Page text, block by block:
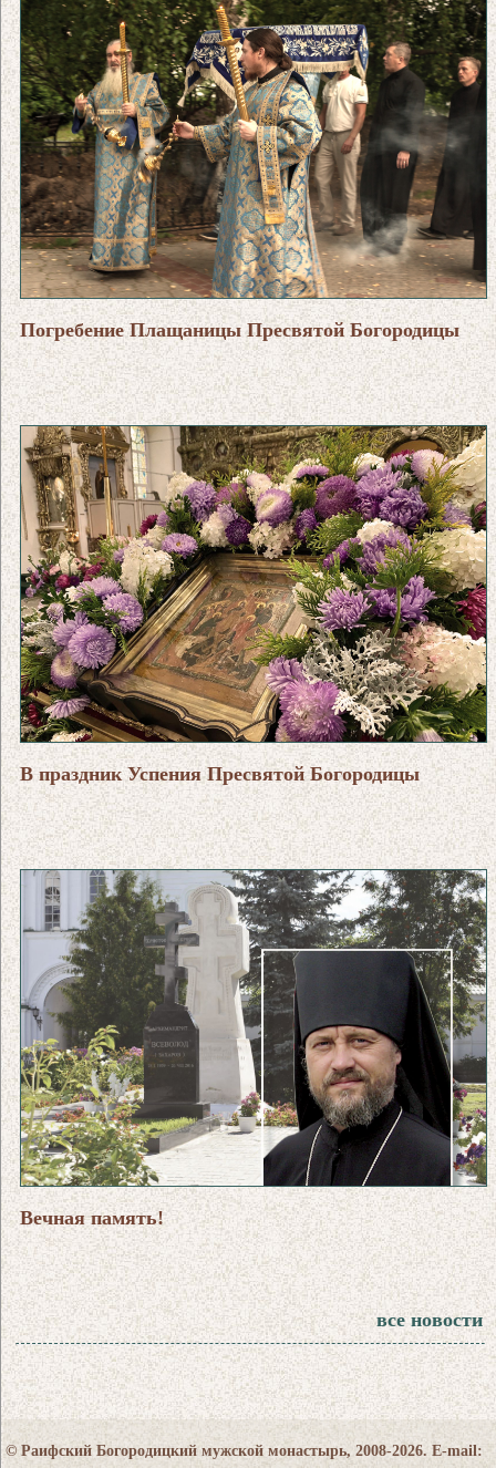
Погребение Плащаницы Пресвятой Богородицы
В праздник Успения Пресвятой Богородицы
Вечная память!
все новости
© Раифский Богородицкий мужской монастырь, 2008-2026. E-mail: